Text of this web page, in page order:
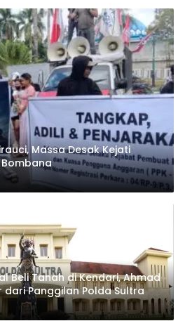
Massa Desak Kejati
Beli Tanah di Kendari, Ahmad
dari Panggilan Polda Sultra